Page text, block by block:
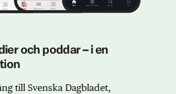
och poddar – i en
till Svenska Dagbladet,